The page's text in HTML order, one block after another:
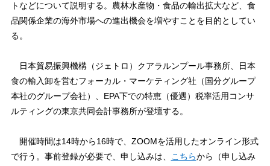
トなどについて説明する。農林水産物・食品の輸出拡大など、食
品関係企業の海外市場への進出機会を増やすことを目的としてい
る。
日本貿易振興機構（ジェトロ）クアラルンプール事務所、日本
食の輸入卸を営むフォーカル・マーケティング社（国分グループ
本社のグループ会社）、EPA下での特恵（優遇）税率活用コンサ
ルティングの東京共同会計事務所が登壇する。
開催時間は14時から16時で、ZOOMを活用したオンライン形式
で行う。事前登録が必要で、申し込みは、
こちらから（申し込み